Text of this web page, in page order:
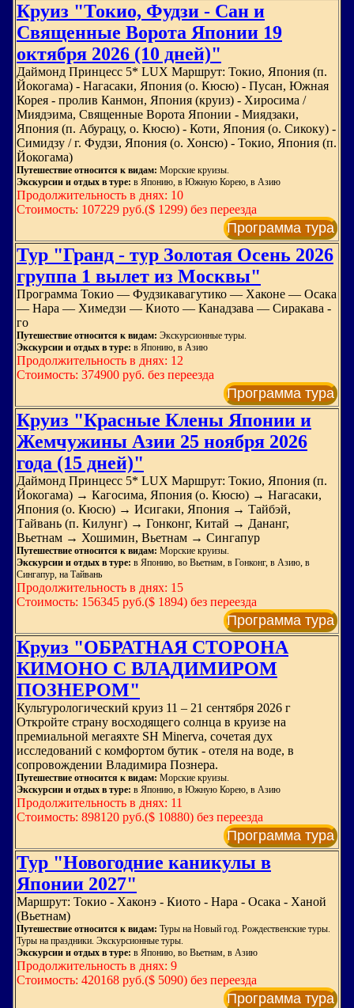
Круиз "Токио, Фудзи - Сан и
Священные Ворота Японии 19
октября 2026 (10 дней)"
Даймонд Принцесс 5* LUX Маршрут: Токио, Япония (п.
Йокогама) - Нагасаки, Япония (о. Кюсю) - Пусан, Южная
Корея - пролив Канмон, Япония (круиз) - Хиросима /
Миядэима, Священные Ворота Японии - Миядзаки,
Япония (п. Абурацу, о. Кюсю) - Коти, Япония (о. Сикоку) -
Симидзу / г. Фудзи, Япония (о. Хонсю) - Токио, Япония (п.
Йокогама)
Путешествие относится к видам: Морские круизы.
Экскурсии и отдых в туре: в Японию, в Южную Корею, в Азию
Продолжительность в днях: 10
Стоимость: 107229 руб.($ 1299) без переезда
Программа тура
Тур "Гранд - тур Золотая Осень 2026
группа 1 вылет из Москвы"
Программа Токио — Фудзикавагутико — Хаконе — Осака
— Нара — Химедзи — Киото — Канадзава — Сиракава -
го
Путешествие относится к видам: Экскурсионные туры.
Экскурсии и отдых в туре: в Японию, в Азию
Продолжительность в днях: 12
Стоимость: 374900 руб. без переезда
Программа тура
Круиз "Красные Клены Японии и
Жемчужины Азии 25 ноября 2026
года (15 дней)"
Даймонд Принцесс 5* LUX Маршрут: Токио, Япония (п.
Йокогама) → Кагосима, Япония (о. Кюсю) → Нагасаки,
Япония (о. Кюсю) → Исигаки, Япония → Тайбэй,
Тайвань (п. Килунг) → Гонконг, Китай → Дананг,
Вьетнам → Хошимин, Вьетнам → Сингапур
Путешествие относится к видам: Морские круизы.
Экскурсии и отдых в туре: в Японию, во Вьетнам, в Гонконг, в Азию, в
Сингапур, на Тайвань
Продолжительность в днях: 15
Стоимость: 156345 руб.($ 1894) без переезда
Программа тура
Круиз "ОБРАТНАЯ СТОРОНА
КИМОНО С ВЛАДИМИРОМ
ПОЗНЕРОМ"
Культурологический круиз 11 – 21 сентября 2026 г
Откройте страну восходящего солнца в круизе на
премиальной мегаяхте SH Minerva, сочетая дух
исследований с комфортом бутик - отеля на воде, в
сопровождении Владимира Познера.
Путешествие относится к видам: Морские круизы.
Экскурсии и отдых в туре: в Японию, в Южную Корею, в Азию
Продолжительность в днях: 11
Стоимость: 898120 руб.($ 10880) без переезда
Программа тура
Тур "Новогодние каникулы в
Японии 2027"
Маршрут: Токио - Хаконэ - Киото - Нара - Осака - Ханой
(Вьетнам)
Путешествие относится к видам: Туры на Новый год. Рождественские туры.
Туры на праздники. Экскурсионные туры.
Экскурсии и отдых в туре: в Японию, во Вьетнам, в Азию
Продолжительность в днях: 9
Стоимость: 420168 руб.($ 5090) без переезда
Программа тура